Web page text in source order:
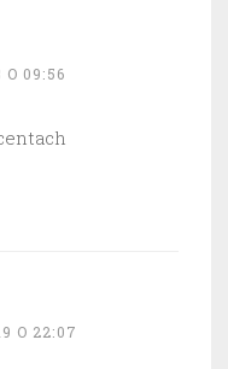
O 09:56
O 22:07